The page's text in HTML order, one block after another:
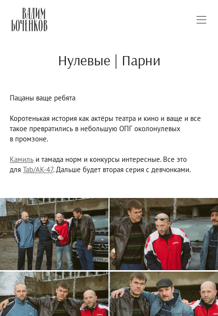
Нулевые | Парни
Пацаны ваще ребята
Коротенькая история как актёры театра и кино и ваще и все
такое превратились в небольшую ОПГ околонулевых
в промзоне.
Камиль и тамада норм и конкурсы интересные. Все это
для Tab/AK-47. Дальше будет вторая серия с девчонками.